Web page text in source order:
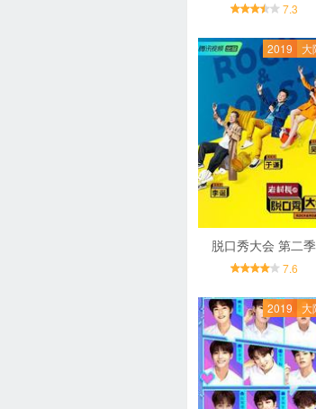
7.3
2019 大
脱口秀大会 第二季
7.6
2019 大